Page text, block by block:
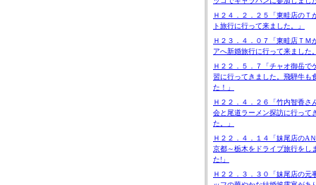
Ｈ２４．２．２５「東畦店のＴ
ト旅行に行って来ました。」
Ｈ２３．４．０７「東畦店ＴＭ
アへ新婚旅行に行って来ました
Ｈ２２．５．７「チャオ御岳で
習に行ってきました。飛騨牛も
た！」
Ｈ２２．４．２６「竹内智香さ
会と尾道ラーメン探訪に行って
た。」
Ｈ２２．４．１４「妹尾店のA
京都～栃木をドライブ旅行をし
た!」
Ｈ２２．３．３０「妹尾店の元